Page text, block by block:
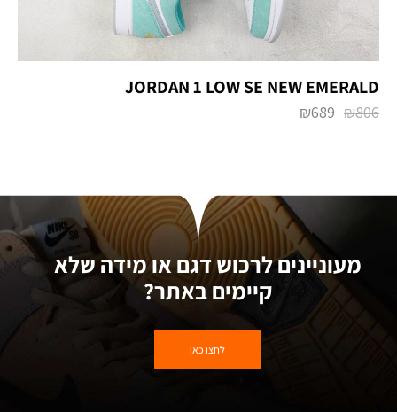
JORDAN 1 LOW SE NEW EMERALD
₪806
₪689
מעוניינים לרכוש דגם או מידה שלא
קיימים באתר?
לחצו כאן